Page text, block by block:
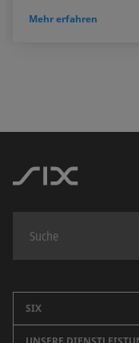
Mehr erfahren
SIX